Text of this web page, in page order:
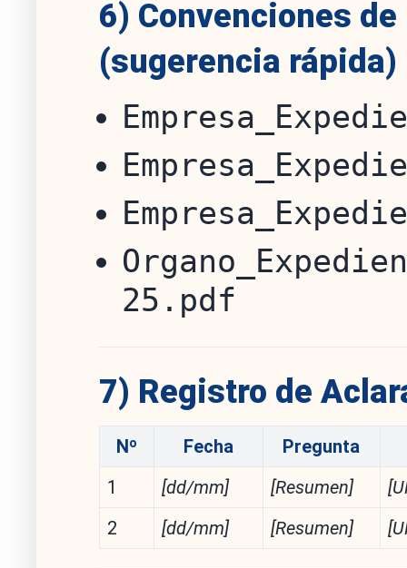
6) Convenciones
(sugerencia rápida)
25.pdf
7) Registro de
Nº Fecha Pregunta
1
[dd/mm] [Resumen]
2
[dd/mm] [Resumen]